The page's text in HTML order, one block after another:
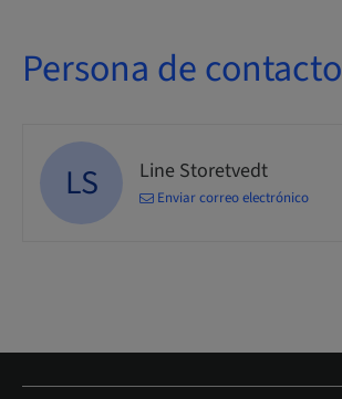
Persona de contacto
LS Line Storetvedt
Enviar correo electrónico